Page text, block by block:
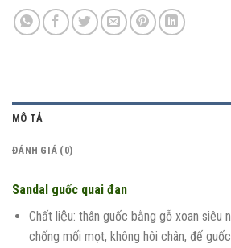
MÔ TẢ
ĐÁNH GIÁ (0)
Sandal guốc quai đan
Chất liệu: thân guốc bằng gỗ xoan siêu
chống mối mọt, không hôi chân, đế